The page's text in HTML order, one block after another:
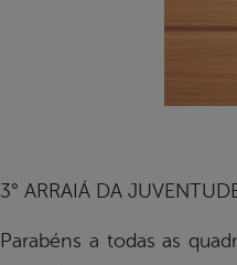
3° ARRAIÁ DA
Parabéns a todas as